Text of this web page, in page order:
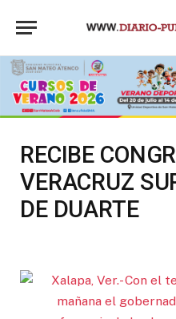
RECIBE
VERACRUZ
DE DUARTE